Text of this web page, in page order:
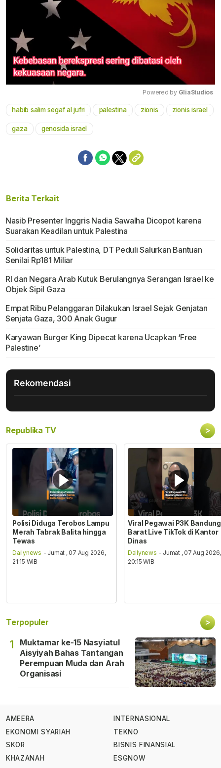
Mute
Powered by GliaStudios
habib salim segaf al jufri palestina zionis zionis israel
gaza genosida israel
Berita Terkait
Nasib Presenter Inggris Nadia Sawalha Dicopot karena
Suarakan Keadilan untuk Palestina
Solidaritas untuk Palestina, DT Peduli Salurkan Bantuan
Senilai Rp181 Miliar
RI dan Negara Arab Kutuk Berulangnya Serangan Israel ke
Objek Sipil Gaza
Empat Ribu Pelanggaran Dilakukan Israel Sejak Genjatan
Senjata Gaza, 300 Anak Gugur
Karyawan Burger King Dipecat karena Ucapkan ‘Free
Palestine’
Rekomendasi
Republika TV >
Polisi Diduga Terobos Lampu
Merah Tabrak Balita hingga
Tewas
Dailynews - Jumat , 07 Aug 2026,
21:15 WIB
Viral Pegawai P3K Bandung
Barat Live TikTok di Kantor
Dinas
Dailynews - Jumat , 07 Aug 2026,
20:15 WIB
Terpopuler >
1
Muktamar ke-15 Nasyiatul
Aisyiyah Bahas Tantangan
Perempuan Muda dan Arah
Organisasi
AMEERA
EKONOMI SYARIAH
SKOR
KHAZANAH
INTERNASIONAL
TEKNO
BISNIS FINANSIAL
ESGNOW